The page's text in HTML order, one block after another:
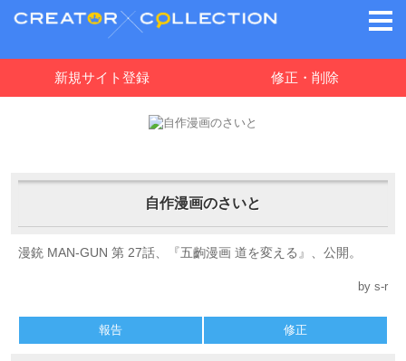
新規サイト登録 修正・削除
自作漫画のさいと
漫銃 MAN-GUN 第 27話、『五齣漫画 道を変える』、公開。
by s-r
報告 修正